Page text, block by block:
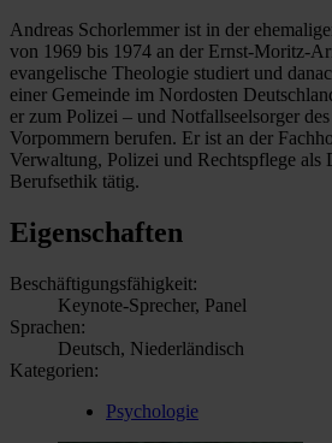
Andreas Schorlemmer ist in der
von 1969 bis 1974 an der Ernst-Moritz-
evangelische Theologie studiert und
einer Gemeinde im Nordosten
er zum Polizei – und Notfallseelsorger
Vorpommern berufen. Er ist an der
Verwaltung, Polizei und Rechtspflege als
Berufsethik tätig.
Eigenschaften
Beschäftigungsfähigkeit:
Keynote-Sprecher, Panel
Sprachen:
Deutsch, Niederländisch
Kategorien:
Psychologie